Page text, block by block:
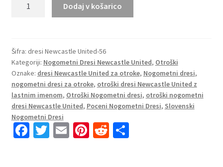
Newcastle
United
Vratar
2025-
26
roza
količina
Dodaj v košarico
Šifra: dresi Newcastle United-56
Kategoriji: Nogometni Dresi Newcastle United, Otroški
Oznake: dresi Newcastle United za otroke, Nogometni dresi,
nogometni dresi za otroke, otroški dresi Newcastle United z
lastnim imenom, Otroški Nogometni dresi, otroški nogometni
dresi Newcastle United, Poceni Nogometni Dresi, Slovenski
Nogometni Dresi
Fa T E Pi R S